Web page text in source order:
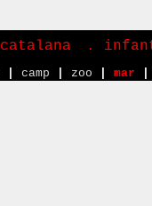
.
camp zoo mar